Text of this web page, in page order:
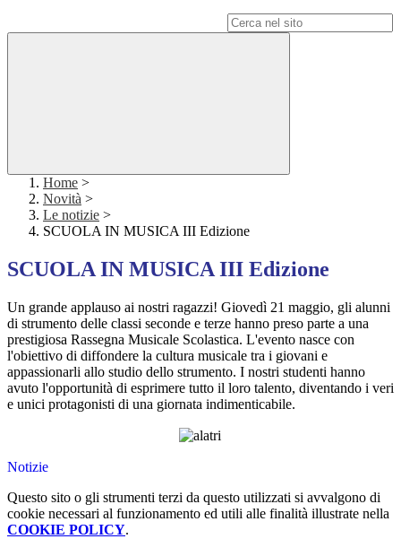
Home >
Novità >
Le notizie >
SCUOLA IN MUSICA III Edizione
SCUOLA IN MUSICA III Edizione
Un grande applauso ai nostri ragazzi! Giovedì 21 maggio, gli alunni
di strumento delle classi seconde e terze hanno preso parte a una
prestigiosa Rassegna Musicale Scolastica. L'evento nasce con
l'obiettivo di diffondere la cultura musicale tra i giovani e
appassionarli allo studio dello strumento. I nostri studenti hanno
avuto l'opportunità di esprimere tutto il loro talento, diventando i veri
e unici protagonisti di una giornata indimenticabile.
Notizie
Questo sito o gli strumenti terzi da questo utilizzati si avvalgono di
cookie necessari al funzionamento ed utili alle finalità illustrate nella
COOKIE POLICY.